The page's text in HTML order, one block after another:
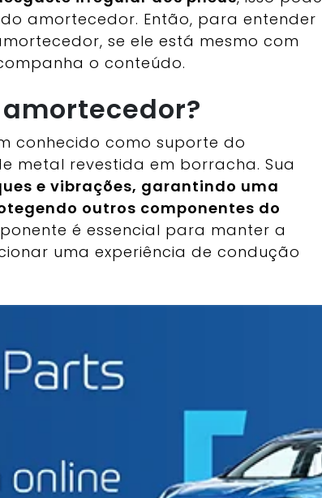
amortecedor. Então, para entender
se ele está mesmo com
o conteúdo.
conhecido como suporte do
metal revestida em borracha. Sua
e vibrações, garantindo uma
outros componentes do
é essencial para manter a
uma experiência de condução